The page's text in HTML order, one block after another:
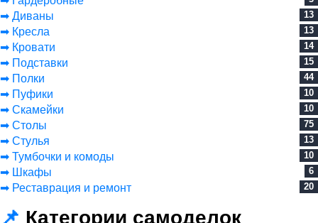
➡ Диваны 13
➡ Кресла 13
➡ Кровати 14
➡ Подставки 15
➡ Полки 44
➡ Пуфики 10
➡ Скамейки 10
➡ Столы 75
➡ Стулья 13
➡ Тумбочки и комоды 10
➡ Шкафы 6
➡ Реставрация и ремонт 20
📌 Категории самоделок